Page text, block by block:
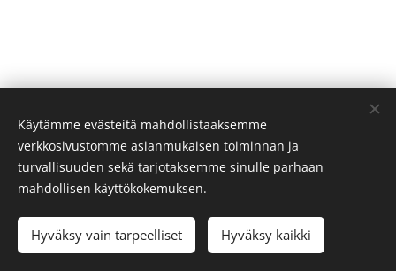
Tietosuojaseloste Evästeet
Käytämme evästeitä mahdollistaaksemme
verkkosivustomme asianmukaisen toiminnan ja
turvallisuuden sekä tarjotaksemme sinulle parhaan
mahdollisen käyttökokemuksen.
Hyväksy vain tarpeelliset Hyväksy kaikki